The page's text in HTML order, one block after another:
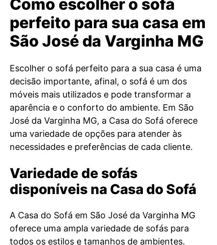
Como escolher o sofá
perfeito para sua casa em
São José da Varginha MG
Escolher o sofá perfeito para a sua casa é uma
decisão importante, afinal, o sofá é um dos
móveis mais utilizados e pode transformar a
aparência e o conforto do ambiente. Em São
José da Varginha MG, a Casa do Sofá oferece
uma variedade de opções para atender às
necessidades e preferências de cada cliente.
Variedade de sofás
disponíveis na Casa do Sofá
A Casa do Sofá em São José da Varginha MG
oferece uma ampla variedade de sofás para
todos os estilos e tamanhos de ambientes.